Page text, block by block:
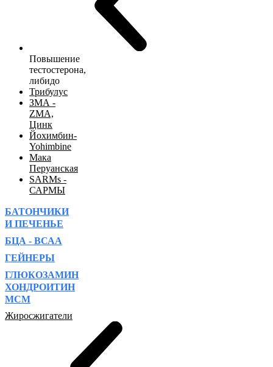
Повышение
тестостерона,
либидо
Трибулус
ЗМА -
ZMA,
Цинк
Йохимбин-
Yohimbine
Мака
Перуанская
SARMs -
САРМЫ
БАТОНЧИКИ
И ПЕЧЕНЬЕ
БЦА - ВСАА
ГЕЙНЕРЫ
ГЛЮКОЗАМИН
ХОНДРОИТИН
МСМ
Жиросжигатели